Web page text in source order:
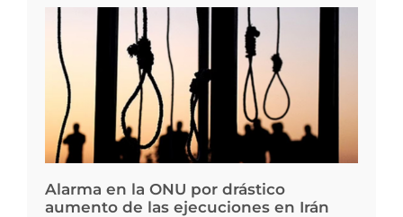
Alarma en la ONU por drástico
aumento de las ejecuciones en Irán